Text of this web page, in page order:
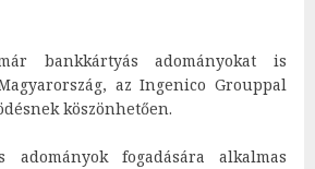
bankkártyás adományokat is
az Ingenico Grouppal
köszönhetően.
adományok fogadására alkalmas